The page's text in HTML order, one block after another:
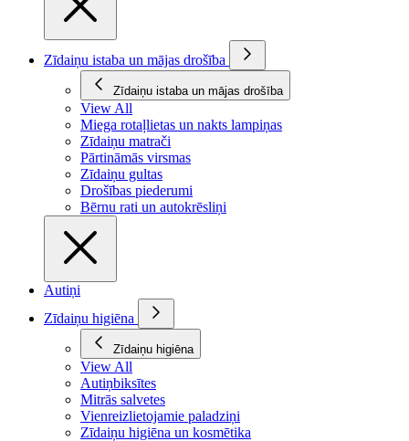
Zīdaiņu istaba un mājas drošība
Zīdaiņu istaba un mājas drošība
View All
Miega rotaļlietas un nakts lampiņas
Zīdaiņu matrači
Pārtināmās virsmas
Zīdaiņu gultas
Drošības piederumi
Bērnu rati un autokrēsliņi
Autiņi
Zīdaiņu higiēna
Zīdaiņu higiēna
View All
Autiņbiksītes
Mitrās salvetes
Vienreizlietojamie paladziņi
Zīdaiņu higiēna un kosmētika